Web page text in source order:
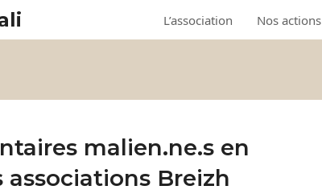
L’association Nos actions
malien.ne.s en
associations Breizh